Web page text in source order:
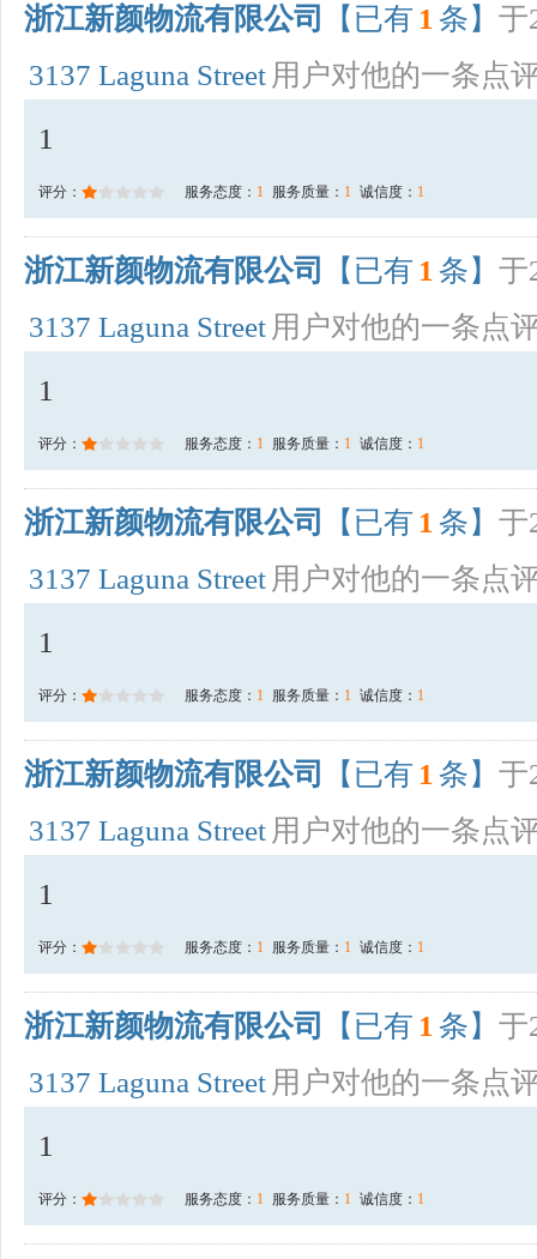
浙江新颜物流有限公司 【已有 1 条】 于
3137 Laguna Street 用户对他的一条点
1
评分： 服务态度： 1 服务质量： 1 诚信度： 1
浙江新颜物流有限公司 【已有 1 条】 于
3137 Laguna Street 用户对他的一条点
1
评分： 服务态度： 1 服务质量： 1 诚信度： 1
浙江新颜物流有限公司 【已有 1 条】 于
3137 Laguna Street 用户对他的一条点
1
评分： 服务态度： 1 服务质量： 1 诚信度： 1
浙江新颜物流有限公司 【已有 1 条】 于
3137 Laguna Street 用户对他的一条点
1
评分： 服务态度： 1 服务质量： 1 诚信度： 1
浙江新颜物流有限公司 【已有 1 条】 于
3137 Laguna Street 用户对他的一条点
1
评分： 服务态度： 1 服务质量： 1 诚信度： 1